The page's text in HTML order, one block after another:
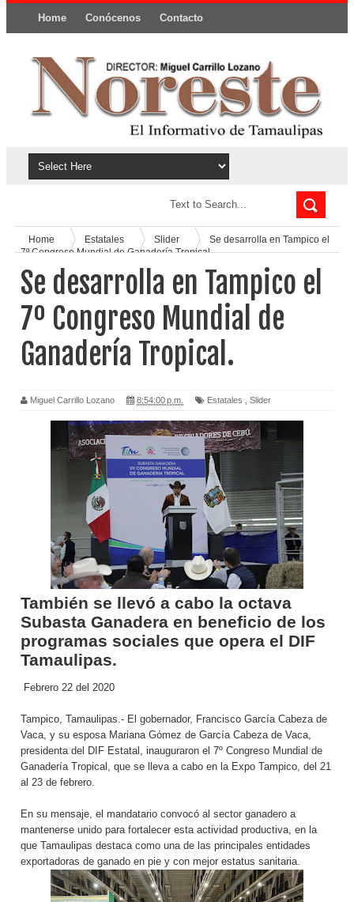
Home Conócenos Contacto
Home Estatales Slider
Se desarrolla en Tampico el
7º Congreso Mundial de Ganadería Tropical.
Se desarrolla en Tampico el
7º Congreso Mundial de
Ganadería Tropical.
Miguel Carrillo Lozano 8:54:00 p.m. Estatales Slider
También se llevó a cabo la octava
Subasta Ganadera en beneficio de los
programas sociales que opera el DIF
Tamaulipas.
Febrero 22 del 2020
Tampico, Tamaulipas.- El gobernador, Francisco García Cabeza de
Vaca, y su esposa Mariana Gómez de García Cabeza de Vaca,
presidenta del DIF Estatal, inauguraron el 7º Congreso Mundial de
Ganadería Tropical, que se lleva a cabo en la Expo Tampico, del 21
al 23 de febrero.
En su mensaje, el mandatario convocó al sector ganadero a
mantenerse unido para fortalecer esta actividad productiva, en la
que Tamaulipas destaca como una de las principales entidades
exportadoras de ganado en pie y con mejor estatus sanitaria.